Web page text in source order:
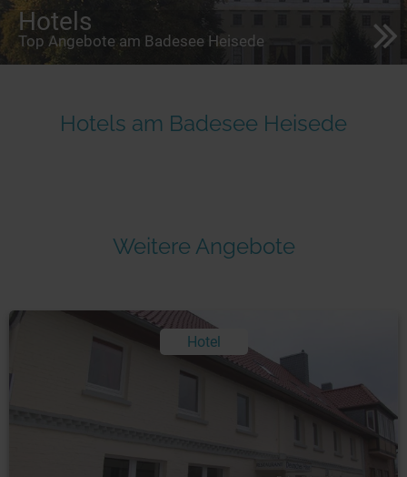
Hotels
Top Angebote am Badesee Heisede
Hotels am Badesee Heisede
Weitere Angebote
Hotel